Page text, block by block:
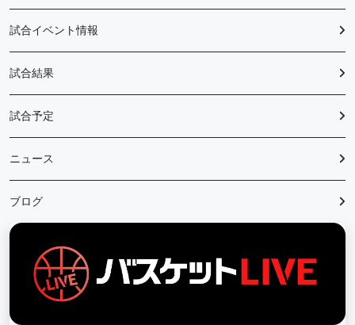
試合イベント情報
試合結果
試合予定
ニュース
ブログ